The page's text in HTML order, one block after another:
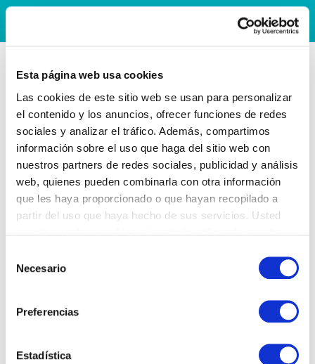
Esta página web usa cookies
Las cookies de este sitio web se usan para personalizar
el contenido y los anuncios, ofrecer funciones de redes
sociales y analizar el tráfico. Además, compartimos
información sobre el uso que haga del sitio web con
nuestros partners de redes sociales, publicidad y análisis
web, quienes pueden combinarla con otra información
que les haya proporcionado o que hayan recopilado a
partir del uso que haya hecho de sus servicios. Usted
Necesario
Preferencias
Estadística